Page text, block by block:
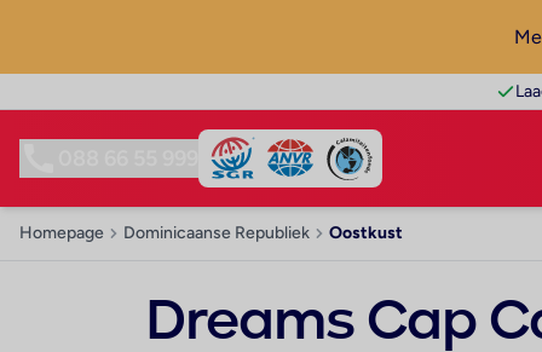
Homepage Dominicaanse Republiek Oostkust
Dreams Cap